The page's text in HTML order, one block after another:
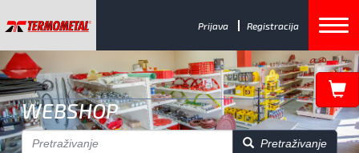
Prijava Registracija
WEBSHOP
Pretraživanje